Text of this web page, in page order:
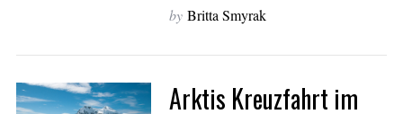
by Britta Smyrak
Arktis Kreuzfahrt im
r